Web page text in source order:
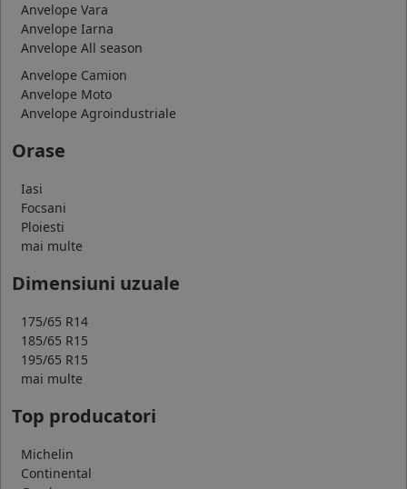
Anvelope Vara
Anvelope Iarna
Anvelope All season
Anvelope Camion
Anvelope Moto
Anvelope Agroindustriale
Orase
Iasi
Focsani
Ploiesti
mai multe
Dimensiuni uzuale
175/65 R14
185/65 R15
195/65 R15
mai multe
Top producatori
Michelin
Continental